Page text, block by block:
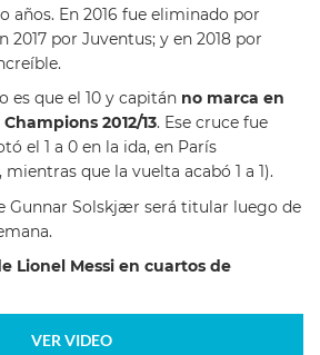
años. En 2016 fue eliminado por
2017 por Juventus; y en 2018 por
es que el 10 y capitán no marca en
2012/13. Ese cruce fue
el 1 a 0 en la ida, en París
que la vuelta acabó 1 a 1).
Gunnar Solskjær será titular luego de
Lionel Messi en cuartos de
VER VIDEO